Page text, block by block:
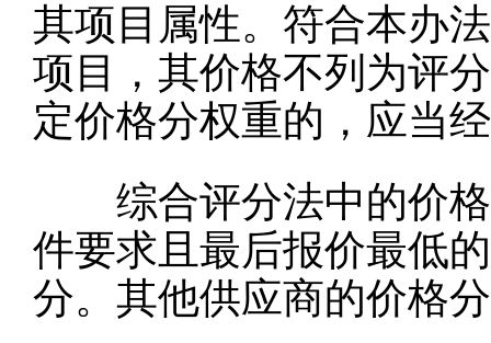
其项目属性。符合本办
项目，其价格不列为评
定价格分权重的，应当
综合评分法中的价格
件要求且最后报价最低
分。其他供应商的价格